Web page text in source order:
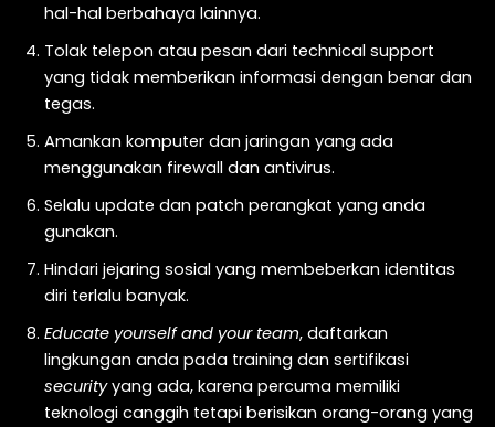
hal-hal berbahaya lainnya.
Tolak telepon atau pesan dari technical support
yang tidak memberikan informasi dengan benar dan
tegas.
Amankan komputer dan jaringan yang ada
menggunakan firewall dan antivirus.
Selalu update dan patch perangkat yang anda
gunakan.
Hindari jejaring sosial yang membeberkan identitas
diri terlalu banyak.
Educate yourself and your team, daftarkan
lingkungan anda pada training dan sertifikasi
securityyang ada, karena percuma memiliki
teknologi canggih tetapi berisikan orang-orang yang